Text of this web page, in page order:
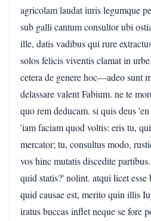
agricolam laudat iuris legumque
sub galli cantum consultor ubi
ille, datis vadibus qui rure
solos felicis viventis clamat in urbe.
cetera de genere hoc—adeo sunt
delassare valent Fabium. ne te
quo rem deducam. si quis deus
'iam faciam quod voltis: eris tu,
mercator; tu, consultus modo,
vos hinc mutatis discedite
quid statis?' nolint. atqui licet esse
quid causae est, merito quin illis
iratus buccas inflet neque se fore